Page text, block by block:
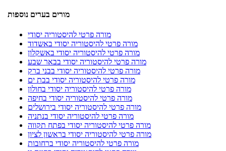
מורים בערים נוספות
מורה פרטי להיסטוריה יסודי
מורה פרטי להיסטוריה יסודי באשדוד
מורה פרטי להיסטוריה יסודי באשקלון
מורה פרטי להיסטוריה יסודי בבאר שבע
מורה פרטי להיסטוריה יסודי בבני ברק
מורה פרטי להיסטוריה יסודי בבת ים
מורה פרטי להיסטוריה יסודי בחולון
מורה פרטי להיסטוריה יסודי בחיפה
מורה פרטי להיסטוריה יסודי בירושלים
מורה פרטי להיסטוריה יסודי בנתניה
מורה פרטי להיסטוריה יסודי בפתח תקווה
מורה פרטי להיסטוריה יסודי בראשון לציון
מורה פרטי להיסטוריה יסודי ברחובות